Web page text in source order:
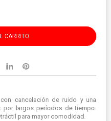
CARRITO
cancelación de ruido y una
por largos períodos de tiempo.
para mayor comodidad.